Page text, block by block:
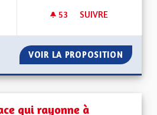
53 53 ABONNÉS
SUIVRE
VOIR LA PROPOSITION
qui rayonne à